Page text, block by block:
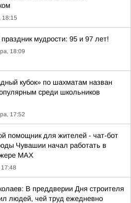
18:15
мудрости: 95 и 97 лет!
18:09
кубок» по шахматам назван
среди школьников
17:52
помощник для жителей - чат-бот
Чувашии начал работать в
МАХ
В преддверии Дня строителя
людей, чей труд ежедневно